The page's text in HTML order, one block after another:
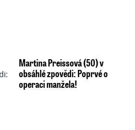
Martina Preissová (50) v
obsáhlé zpovědi: Poprvé o
operaci manžela!